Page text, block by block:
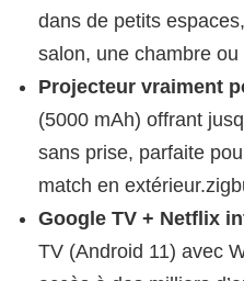
dans de petits
salon, une chambre ou
Projecteur vraiment
(5000 mAh) offrant
sans prise, parfaite
match en
Google TV + Netflix
TV (Android 11) avec